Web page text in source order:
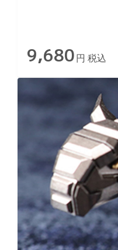
9,680 円 税込